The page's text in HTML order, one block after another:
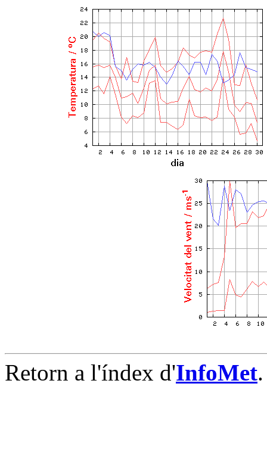
Retorn a l'índex d'InfoMet.